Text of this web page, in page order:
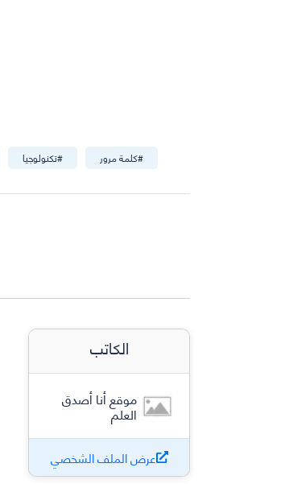
#تكنولوجيا #كلمة مرور
الكاتب
موقع أنا أصدق
العلم
عرض الملف الشخصي